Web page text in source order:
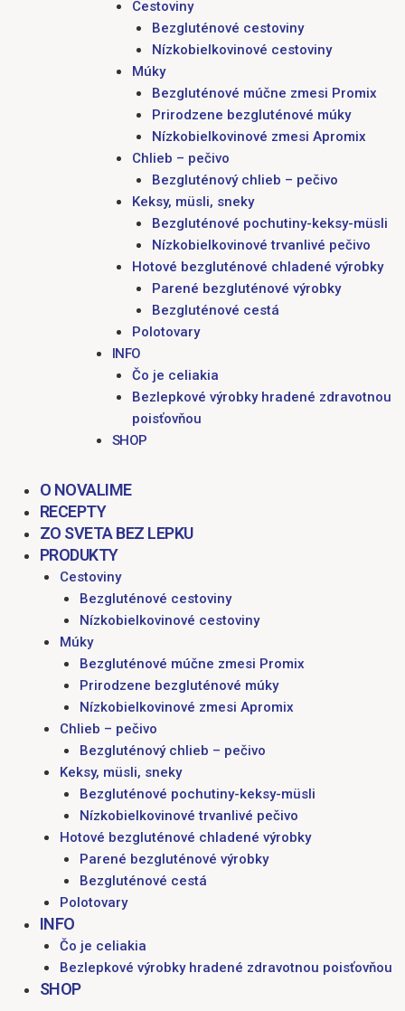
Cestoviny
Bezgluténové cestoviny
Nízkobielkovinové cestoviny
Múky
Bezgluténové múčne zmesi Promix
Prirodzene bezgluténové múky
Nízkobielkovinové zmesi Apromix
Chlieb – pečivo
Bezgluténový chlieb – pečivo
Keksy, müsli, sneky
Bezgluténové pochutiny-keksy-müsli
Nízkobielkovinové trvanlivé pečivo
Hotové bezgluténové chladené výrobky
Parené bezgluténové výrobky
Bezgluténové cestá
Polotovary
INFO
Čo je celiakia
Bezlepkové výrobky hradené zdravotnou
poisťovňou
SHOP
O NOVALIME
RECEPTY
ZO SVETA BEZ LEPKU
PRODUKTY
Cestoviny
Bezgluténové cestoviny
Nízkobielkovinové cestoviny
Múky
Bezgluténové múčne zmesi Promix
Prirodzene bezgluténové múky
Nízkobielkovinové zmesi Apromix
Chlieb – pečivo
Bezgluténový chlieb – pečivo
Keksy, müsli, sneky
Bezgluténové pochutiny-keksy-müsli
Nízkobielkovinové trvanlivé pečivo
Hotové bezgluténové chladené výrobky
Parené bezgluténové výrobky
Bezgluténové cestá
Polotovary
INFO
Čo je celiakia
Bezlepkové výrobky hradené zdravotnou poisťovňou
SHOP